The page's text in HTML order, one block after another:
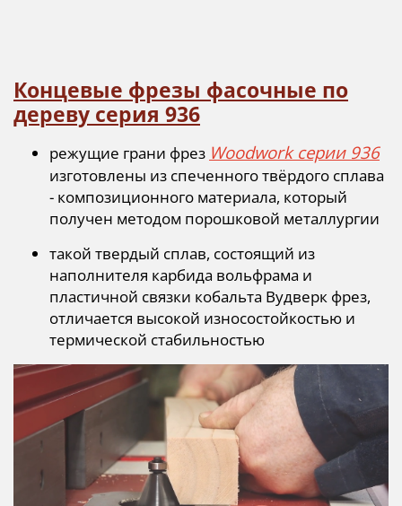
Концевые фрезы фасочные по
дереву серия 936
режущие грани фрез Woodwork серии 936
изготовлены из спеченного твёрдого сплава
- композиционного материала, который
получен методом порошковой металлургии
такой твердый сплав, состоящий из
наполнителя карбида вольфрама и
пластичной связки кобальта Вудверк фрез,
отличается высокой износостойкостью и
термической стабильностью